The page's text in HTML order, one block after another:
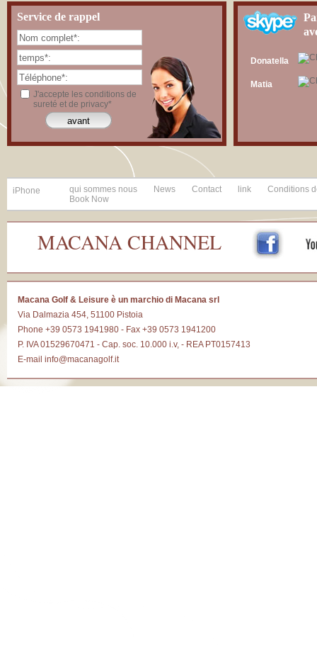
Service de rappel
J'accepte les conditions de
sureté et de privacy*
Donatella
Matia
iPhone qui sommes nous News Contact link
Conditions
Book Now
MACANA CHANNEL
Macana Golf & Leisure è un marchio di Macana srl
Via Dalmazia 454, 51100 Pistoia
Phone +39 0573 1941980 - Fax +39 0573 1941200
P. IVA 01529670471 - Cap. soc. 10.000 i.v, - REA PT0157413
E-mail info@macanagolf.it